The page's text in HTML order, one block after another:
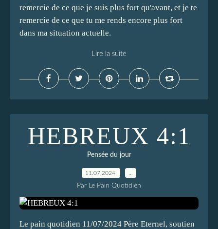
remercie de ce que je suis plus fort qu'avant, et je te
remercie de ce que tu me rends encore plus fort
dans ma situation actuelle.
Lire la suite
HEBREUX 4:1
Pensée du jour
11.07.2024
Par Le Pain Quotidien
Le pain quotidien 11/07/2024 Père Eternel, soutien